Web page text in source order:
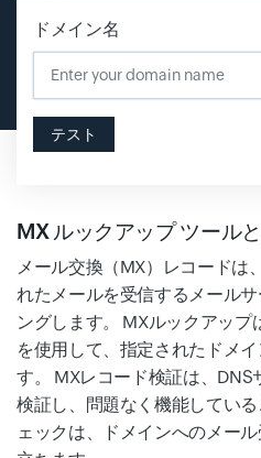
ドメイン名
Input field
テスト
MX ルックアップ ツール
メール交換（MX）レコードは
れたメールを受信するメール
ングします。 MXルックアッ
を使用して、指定されたドメ
す。 MXレコード検証は、
検証し、問題なく機能してい
ェックは、ドメインへのメー